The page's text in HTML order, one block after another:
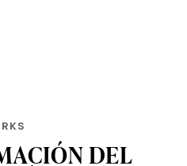
DEL